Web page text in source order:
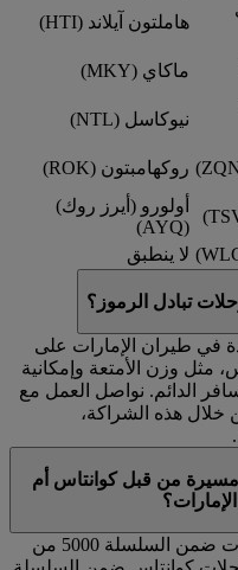
هاملتون آيلاند (HTI)
ماكاي (MKY)
نيوكاسل (NTL)
روكهامبتون (ROK)
أولورو (أيرز روك)
(AYQ)
لا ينطبق
تبادل الرموز؟
في طيران الإمارات على
مثل وزن الأمتعة وإمكانية
الدائم. نواصل العمل مع
خلال هذه الشراكة،
من قبل كوانتاس أم
يتم تسيير رحلات طيران الإمارات ضمن السلسلة 5000 من